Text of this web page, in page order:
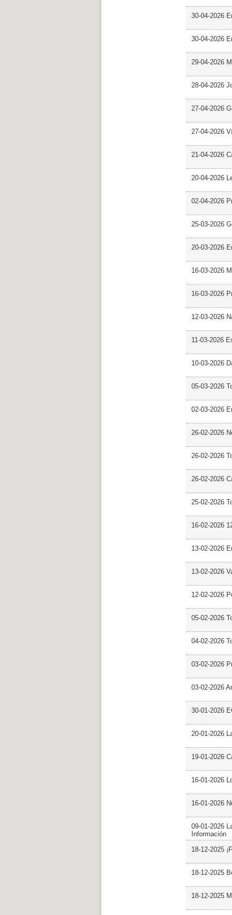
30-04-2026
30-04-2026
29-04-2026
28-04-2026
27-04-2026
27-04-2026
21-04-2026
20-04-2026
02-04-2026
25-03-2026
20-03-2026
16-03-2026
16-03-2026
12-03-2026
11-03-2026
10-03-2026
05-03-2026
02-03-2026
26-02-2026
26-02-2026
26-02-2026
25-02-2026
16-02-2026
13-02-2026
13-02-2026
12-02-2026
05-02-2026
04-02-2026
03-02-2026
03-02-2026
30-01-2026
20-01-2026
19-01-2026
16-01-2026
16-01-2026
09-01-2026
Información
18-12-2025
18-12-2025
18-12-2025